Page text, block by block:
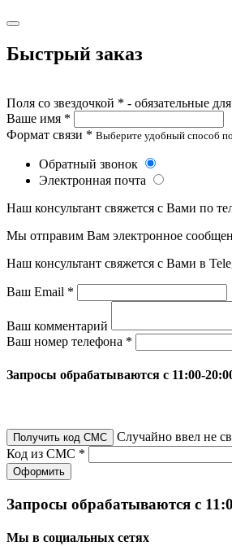
Быстрый заказ
Поля со звездочкой * - обязательные
Ваше имя *
Формат связи * Выберите удобный способ
Обратный звонок
Электронная почта
Наш консультант свяжется с Вами по
Мы отправим Вам электронное
Наш консультант свяжется с Вами в
Ваш Email *
Ваш комментарий
Ваш номер телефона *
Запросы обрабатываются с 11:00-
Получить код СМС
Случайно ввел не
Код из СМС *
Оформить
Запросы обрабатываются с
Мы в социальных сетях